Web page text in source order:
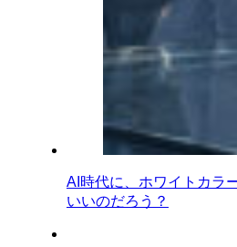
AI時代に、ホワイトカラ
いいのだろう？